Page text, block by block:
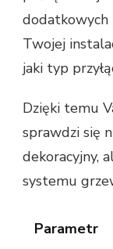
dodatkowych
Twojej
jaki typ
Dzięki temu
sprawdzi się
dekoracyjny,
systemu
Parametr